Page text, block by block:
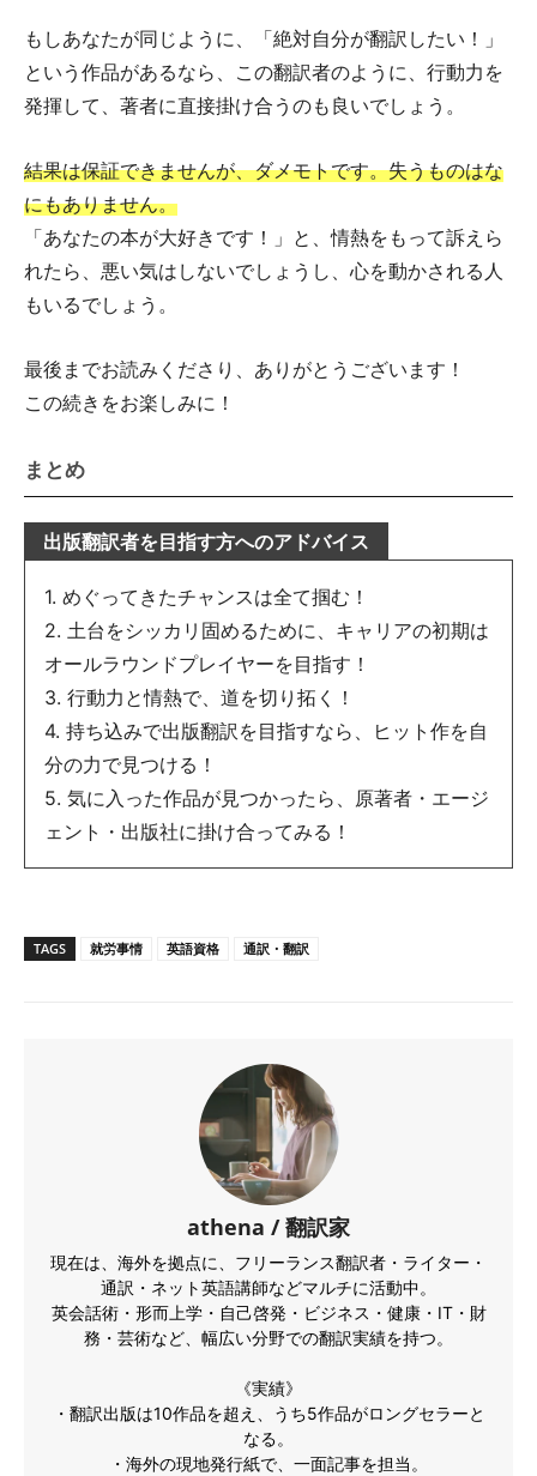
もしあなたが同じように、「絶対自分が翻訳したい！」
という作品があるなら、この翻訳者のように、行動力を
発揮して、著者に直接掛け合うのも良いでしょう。
結果は保証できませんが、ダメモトです。失うものはな
にもありません。
「あなたの本が大好きです！」と、情熱をもって訴えら
れたら、悪い気はしないでしょうし、心を動かされる人
もいるでしょう。
最後までお読みくださり、ありがとうございます！
この続きをお楽しみに！
まとめ
出版翻訳者を目指す方へのアドバイス
1. めぐってきたチャンスは全て掴む！
2. 土台をシッカリ固めるために、キャリアの初期は
オールラウンドプレイヤーを目指す！
3. 行動力と情熱で、道を切り拓く！
4. 持ち込みで出版翻訳を目指すなら、ヒット作を自
分の力で見つける！
5. 気に入った作品が見つかったら、原著者・エージ
ェント・出版社に掛け合ってみる！
TAGS 就労事情 英語資格 通訳・翻訳
athena / 翻訳家
現在は、海外を拠点に、フリーランス翻訳者・ライター・
通訳・ネット英語講師などマルチに活動中。
英会話術・形而上学・自己啓発・ビジネス・健康・IT・財
務・芸術など、幅広い分野での翻訳実績を持つ。
《実績》
・翻訳出版は10作品を超え、うち5作品がロングセラーと
なる。
・海外の現地発行紙で、一面記事を担当。